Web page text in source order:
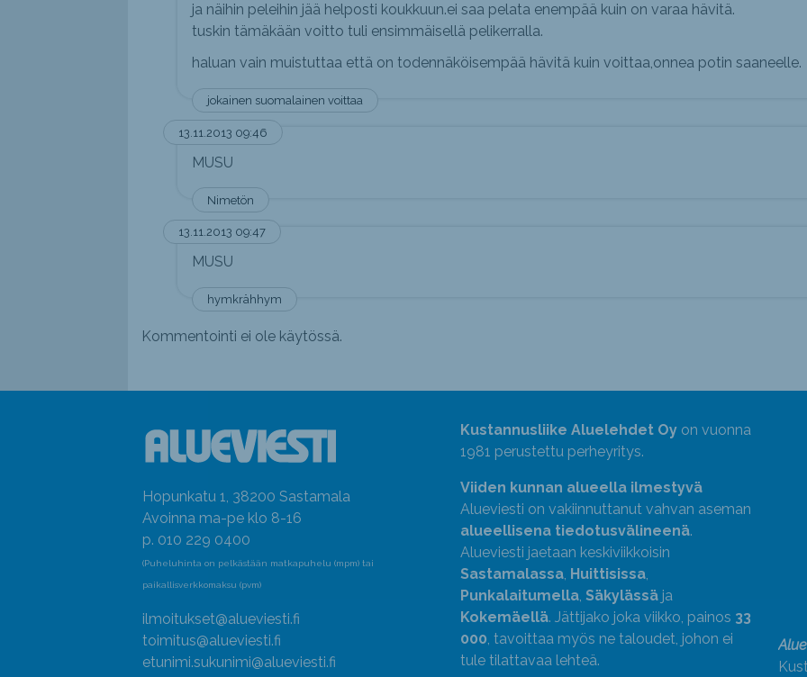
jokainen suomalainen voittaa
ja näihin peleihin jää helposti koukkuun.ei saa pelata enempää kuin on varaa hävitä.
tuskin tämäkään voitto tuli ensimmäisellä pelikerralla.
haluan vain muistuttaa että on todennäköisempää hävitä kuin voittaa,onnea potin saaneelle.
13.11.2013 09:46
Nimetön
MUSU
13.11.2013 09:47
hymkrähhym
MUSU
Kommentointi ei ole käytössä.
Hopunkatu 1, 38200 Sastamala
Avoinna ma-pe klo 8-16
p. 010 229 0400
(Puheluhinta on pelkästään matkapuhelu (mpm) tai
paikallisverkkomaksu (pvm)
ilmoitukset@alueviesti.fi
toimitus@alueviesti.fi
etunimi.sukunimi@alueviesti.fi
Kustannusliike Aluelehdet Oyon vuonna
1981 perustettu perheyritys.
Viiden kunnan alueella ilmestyvä
Alueviesti on vakiinnuttanut vahvan aseman
alueellisena tiedotusvälineenä.
Alueviesti jaetaan keskiviikkoisin
Sastamalassa, Huittisissa,
Punkalaitumella, Säkylässäja
Kokemäellä. Jättijako joka viikko, painos 33
000, tavoittaa myös ne taloudet, johon ei
tule tilattavaa lehteä.